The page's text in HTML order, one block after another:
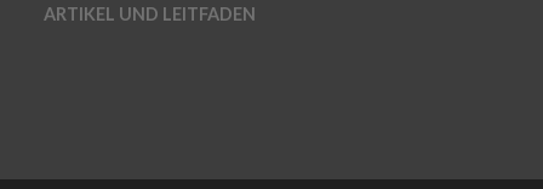
ARTIKEL UND LEITFADEN